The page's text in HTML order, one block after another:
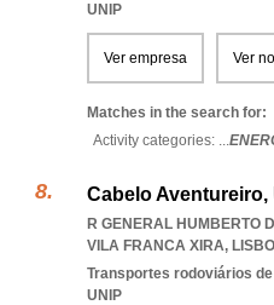
UNIP
Ver empresa Ver
Matches in the search for:
Activity categories: ...
Cabelo
R GENERAL HUMBERTO
VILA FRANCA XIRA,
Transportes rodoviários
UNIP